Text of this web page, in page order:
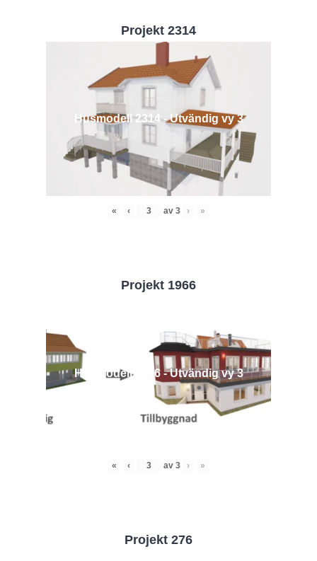
Projekt 2314
Husmodell 2314 - Utvändig vy 3
« ‹ av 3 › »
Projekt 1966
Husmodell 1966 - Utvändig vy 3
« ‹ av 3 › »
Projekt 276